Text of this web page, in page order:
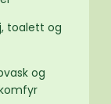
toalett og
og